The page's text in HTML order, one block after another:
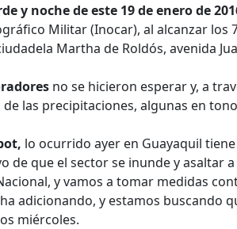
y noche de este 19 de enero de
Militar (Inocar), al alcanzar los
Martha de Roldós, avenida
no se hicieron esperar y, a
las precipitaciones, algunas en
lo ocurrido ayer en Guayaquil
de que el sector se inunde y asaltar
y vamos a tomar medidas
adicionando, y estamos buscando
miércoles.